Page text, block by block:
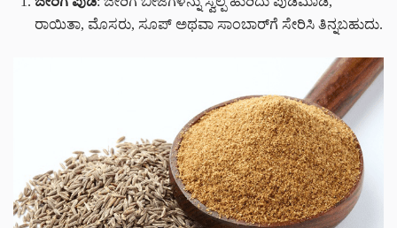
ರಾಯಿತಾ, ಮೊಸರು, ಸೂಪ್ ಅಥವಾ ಸಾಂಬಾರ್‌ಗೆ ಸೇರಿಸಿ ತಿನ್ನಬಹುದು.